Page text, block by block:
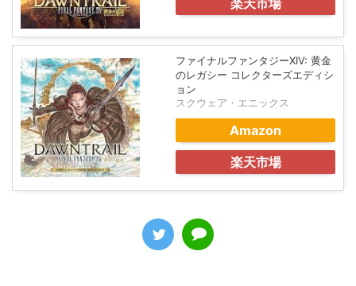
ファイナルファンタジーXIV: 黄金
のレガシー コレクターズエディシ
ョン
スクウェア・エニックス
Amazon
楽天市場